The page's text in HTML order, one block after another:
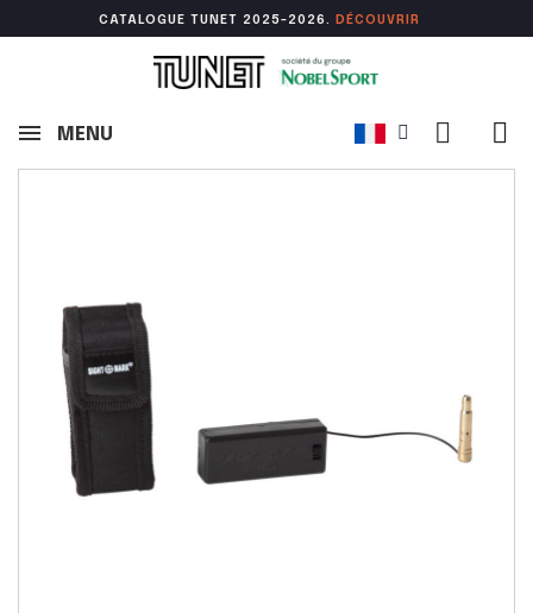
CATALOGUE TUNET 2025-2026. DÉCOUVR IR
MENU